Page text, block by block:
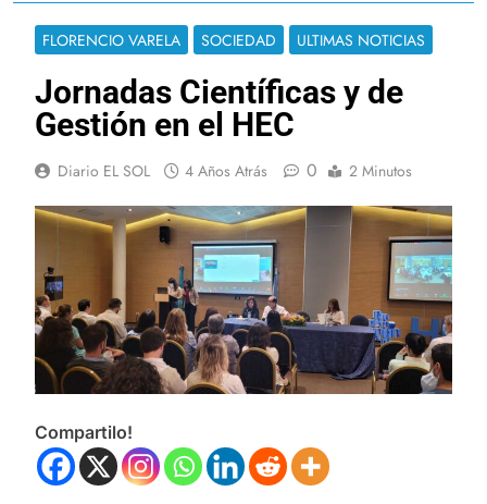
FLORENCIO VARELA SOCIEDAD ULTIMAS NOTICIAS
Jornadas Científicas y de
Gestión en el HEC
Diario EL SOL 4 Años Atrás 0 2 Minutos
Compartilo!